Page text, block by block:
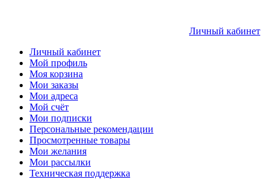
Личный кабинет
Личный кабинет
Мой профиль
Моя корзина
Мои заказы
Мои адреса
Мой счёт
Мои подписки
Персональные рекомендации
Просмотренные товары
Мои желания
Мои рассылки
Техническая поддержка